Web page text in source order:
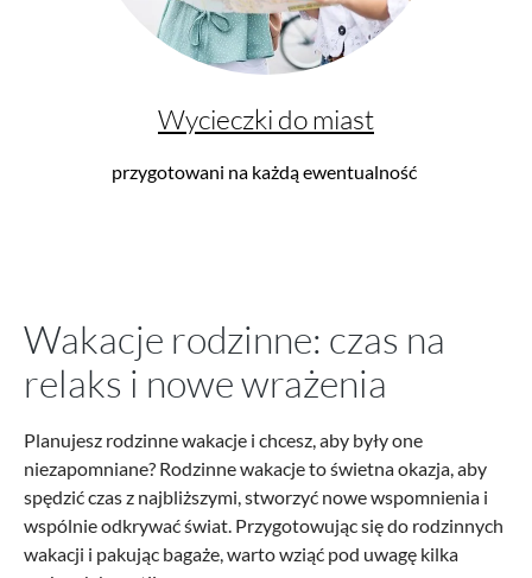
Wycieczki do miast
przygotowani na każdą ewentualność
Wakacje rodzinne: czas na
relaks i nowe wrażenia
Planujesz rodzinne wakacje i chcesz, aby były one
niezapomniane? Rodzinne wakacje to świetna okazja, aby
spędzić czas z najbliższymi, stworzyć nowe wspomnienia i
wspólnie odkrywać świat. Przygotowując się do rodzinnych
wakacji i pakując bagaże, warto wziąć pod uwagę kilka